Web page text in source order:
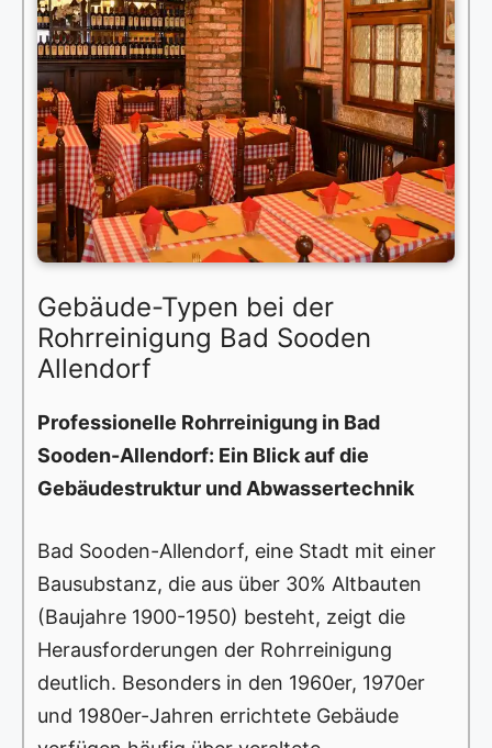
Gebäude-Typen bei der
Rohrreinigung Bad Sooden
Allendorf
Professionelle Rohrreinigung in Bad
Sooden-Allendorf: Ein Blick auf die
Gebäudestruktur und Abwassertechnik
Bad Sooden-Allendorf, eine Stadt mit einer
Bausubstanz, die aus über 30% Altbauten
(Baujahre 1900-1950) besteht, zeigt die
Herausforderungen der Rohrreinigung
deutlich. Besonders in den 1960er, 1970er
und 1980er-Jahren errichtete Gebäude